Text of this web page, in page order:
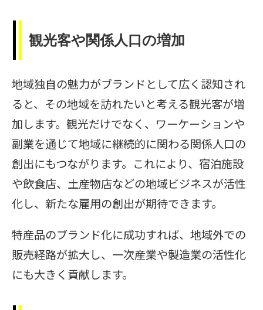
観光客や関係人口の増加
地域独自の魅力がブランドとして広く認知され
ると、その地域を訪れたいと考える観光客が増
加します。観光だけでなく、ワーケーションや
副業を通じて地域に継続的に関わる関係人口の
創出にもつながります。これにより、宿泊施設
や飲食店、土産物店などの地域ビジネスが活性
化し、新たな雇用の創出が期待できます。
特産品のブランド化に成功すれば、地域外での
販売経路が拡大し、一次産業や製造業の活性化
にも大きく貢献します。